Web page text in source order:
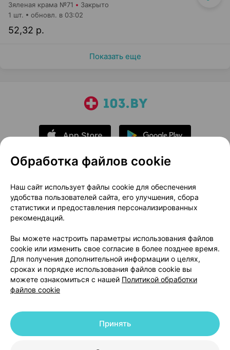
Зяленая крама №71 Закрыто
52,32 р.
1 шт. обновл. в 03:02
Показать еще
О проекте
Новости проекта
Размещение рекламы
Медицинский маркетинг
Публичный договор
Доставка
Способы оплаты
Вакансии
Партнеры
Написать руководителю 103.by
Написать в поддержку
Персональные настройки Cookie
© 2026 ООО «Артокс Лаб», УНП 191700409 | 220012, Республика Беларусь,
Обработка файлов cookie
Наш сайт использует файлы cookie для обеспечения
удобства пользователей сайта, его улучшения, сбора
статистики и предоставления персонализированных
рекомендаций.
Вы можете настроить параметры использования файлов
cookie или изменить свое согласие в более позднее время.
Для получения дополнительной информации о целях,
сроках и порядке использования файлов cookie вы
можете ознакомиться с нашей Политикой обработки
файлов cookie
Принять